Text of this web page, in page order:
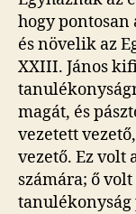
hogy
és növelik az
XXIII. János
magát, és
vezetett
vezető. Ez volt
számára; ő
tanulékonyság